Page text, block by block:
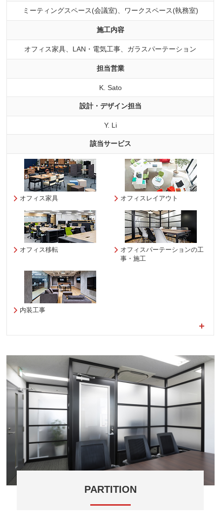
ミーティングスペース(会議室)、ワークスペース(執務室)
施工内容
オフィス家具、LAN・電気工事、ガラスパーテーション
担当営業
K. Sato
設計・デザイン担当
Y. Li
該当サービス
オフィス家具 オフィスレイアウト
オフィス移転
オフィスパーテーションの工
事・施工
内装工事
PARTITION